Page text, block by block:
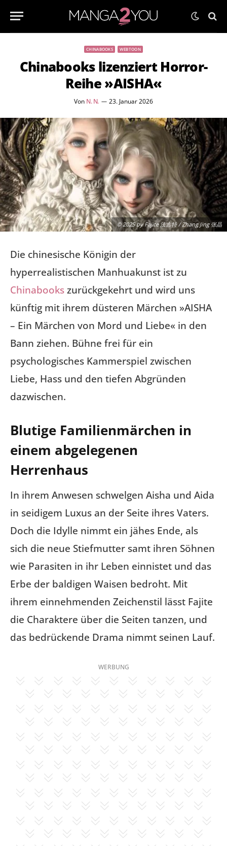
CHINABOOKS WEBTOON
Chinabooks lizenziert Horror-
Reihe »AISHA«
Von N. N. 23. Januar 2026
© 2025 by Fajite 法吉特 / Zhang Jing 张晶
Die chinesische Königin der
hyperrealistischen Manhuakunst ist zu
Chinabookszurückgekehrt und wird uns
künftig mit ihrem düsteren Märchen »AISHA
– Ein Märchen von Mord und Liebe« in den
Bann ziehen. Bühne frei für ein
psychologisches Kammerspiel zwischen
Liebe, Hass und den tiefen Abgründen
dazwischen.
Blutige Familienmärchen in
einem abgelegenen
Herrenhaus
In ihrem Anwesen schwelgen Aisha und Aida
in seidigem Luxus an der Seite ihres Vaters.
Doch die Idylle nimmt ein jähes Ende, als
sich die neue Stiefmutter samt ihren Söhnen
wie Parasiten in ihr Leben einnistet und das
Erbe der baldigen Waisen bedroht. Mit
ihrem einnehmenden Zeichenstil lässt Fajite
die Charaktere über die Seiten tanzen, und
das bedrückende Drama nimmt seinen Lauf.
WERBUNG